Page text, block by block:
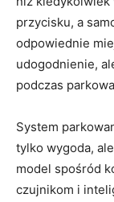
‌przycisku, a⁢
odpowiednie
udogodnienie,‍
podczas
System
⁤tylko wygoda,
⁣model ⁤spośród
⁢czujnikom i